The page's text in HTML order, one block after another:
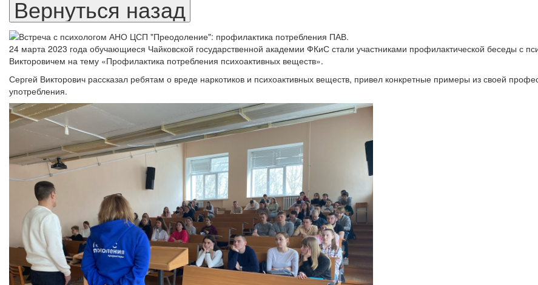
24 марта 2023 года обучающиеся Чайковской государственной академии ФКиС стали участниками профилактической беседы
Викторовичем на тему «Профилактика потребления психоактивных веществ».
Сергей Викторович рассказал ребятам о вреде наркотиков и психоактивных веществ, привел конкретные примеры из своей
употребления.